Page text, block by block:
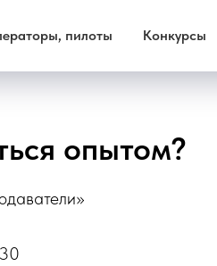
пилоты Конкурсы
опытом?